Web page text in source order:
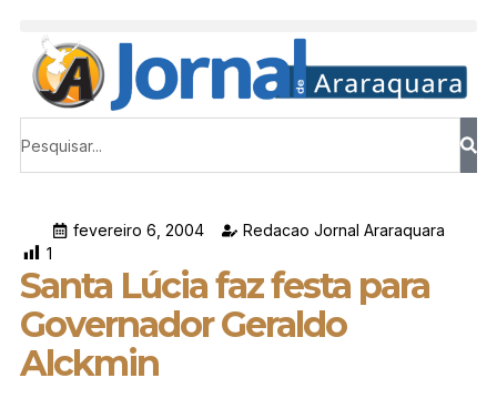
fevereiro 6, 2004
Redacao Jornal Araraquara
1
Santa Lúcia faz festa para
Governador Geraldo
Alckmin